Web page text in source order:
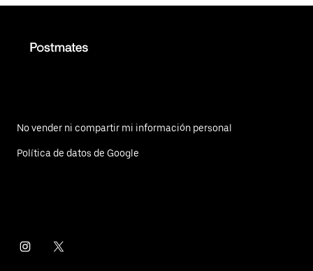
No vender ni compartir mi información personal
Política de datos de Google